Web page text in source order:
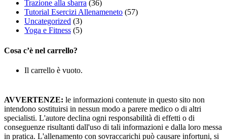
Trazione alla sbarra (36)
Tutorial Esercizi Allenameneto (57)
Uncategorized (3)
Yoga e Fitness (5)
Cosa c’è nel carrello?
Il carrello è vuoto.
AVVERTENZE: le informazioni contenute in questo sito non
intendono sostituirsi in nessun modo a parere medico o di altri
specialisti. L'autore declina ogni responsabilità di effetti o di
conseguenze risultanti dall'uso di tali informazioni e dalla loro messa
in pratica. L'allenamento con sovraccarichi può causare infortuni, si